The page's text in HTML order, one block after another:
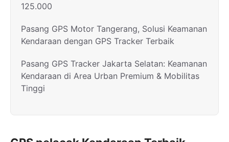
125.000
Pasang GPS Motor Tangerang, Solusi Keamanan
Kendaraan dengan GPS Tracker Terbaik
Pasang GPS Tracker Jakarta Selatan: Keamanan
Kendaraan di Area Urban Premium & Mobilitas
Tinggi